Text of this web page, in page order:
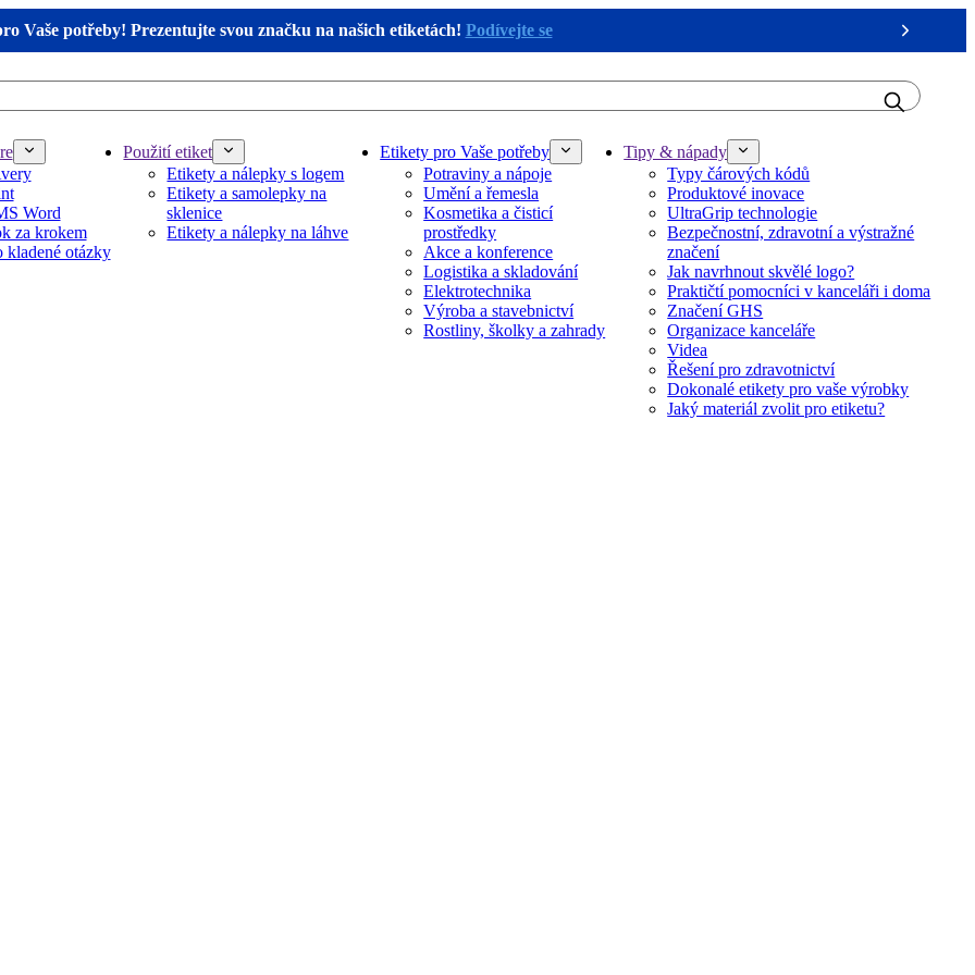
Vaše potřeby! Prezentujte svou značku na našich etiketách! Podívejte se
Next
Word
za krokem
kladené otázky
Použití etiket
Etikety a nálepky s logem
Etikety a samolepky na
sklenice
Etikety a nálepky na láhve
Etikety pro Vaše potřeby
Potraviny a nápoje
Umění a řemesla
Kosmetika a čisticí
prostředky
Akce a konference
Logistika a skladování
Elektrotechnika
Výroba a stavebnictví
Rostliny, školky a zahrady
Tipy & nápady
Typy čárových kódů
Produktové inovace
UltraGrip technologie
Bezpečnostní, zdravotní a výstražné
značení
Jak navrhnout skvělé logo?
Praktičtí pomocníci v kanceláři i doma
Značení GHS
Organizace kanceláře
Videa
Řešení pro zdravotnictví
Dokonalé etikety pro vaše výrobky
Jaký materiál zvolit pro etiketu?